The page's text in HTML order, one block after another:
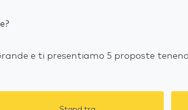
e ti presentiamo 5 proposte